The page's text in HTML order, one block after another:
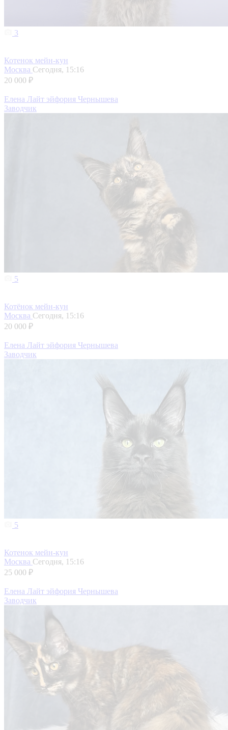
3
Котенок мейн-кун
Москва Сегодня, 15:16
20 000 ₽
Елена Лайт эйфория Чернышева
Заводчик
5
Котёнок мейн-кун
Москва Сегодня, 15:16
20 000 ₽
Елена Лайт эйфория Чернышева
Заводчик
5
Котенок мейн-кун
Москва Сегодня, 15:16
25 000 ₽
Елена Лайт эйфория Чернышева
Заводчик